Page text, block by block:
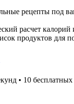
рецепты под
расчет
продуктов для
• 10